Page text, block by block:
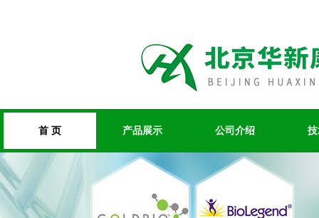
首 页 产品展示 公司介绍